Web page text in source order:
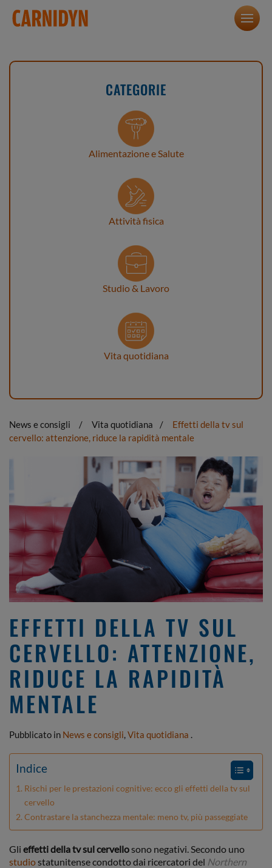
CATEGORIE
Alimentazione e Salute
Attività fisica
Studio & Lavoro
Vita quotidiana
News e consigli Vita quotidiana
Effetti della tv sul
cervello: attenzione, riduce la rapidità mentale
EFFETTI DELLA TV SUL
CERVELLO: ATTENZIONE,
RIDUCE LA RAPIDITÀ
MENTALE
Pubblicato in News e consigli,Vita quotidiana .
Indice
Rischi per le prestazioni cognitive: ecco gli effetti della tv sul
cervello
Contrastare la stanchezza mentale: meno tv, più passeggiate
Gli effetti della tv sul cervellosono negativi. Secondo uno
studiostatunitense condotto dai ricercatori del Northern